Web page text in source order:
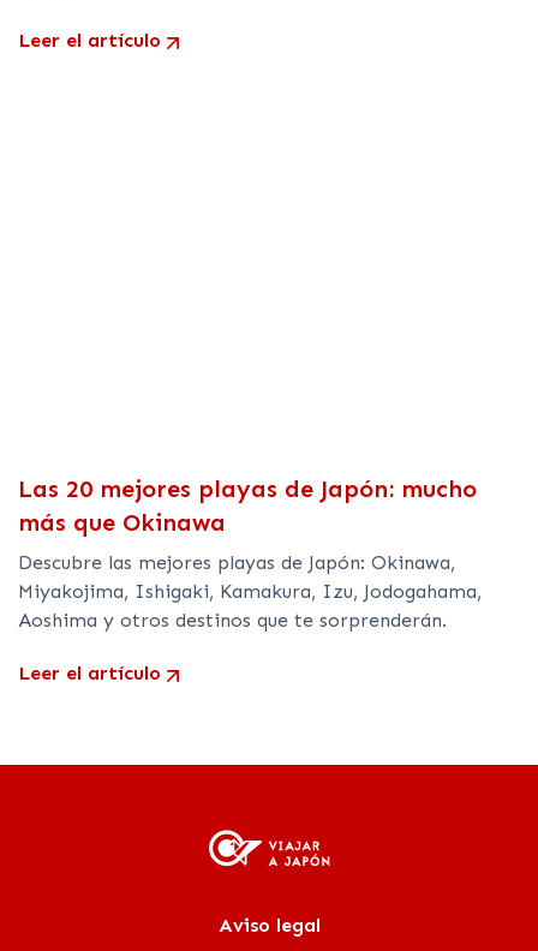
Leer el artículo
Las 20 mejores playas de Japón: mucho
más que Okinawa
Descubre las mejores playas de Japón: Okinawa,
Miyakojima, Ishigaki, Kamakura, Izu, Jodogahama,
Aoshima y otros destinos que te sorprenderán.
Leer el artículo
Aviso legal